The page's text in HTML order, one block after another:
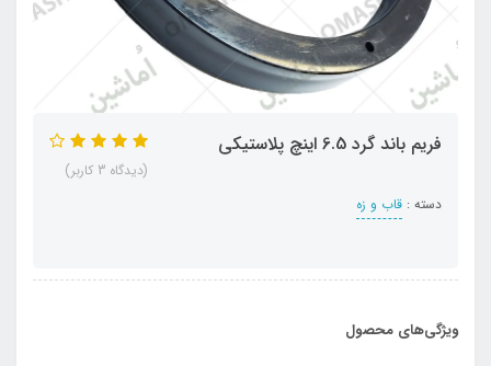
فریم باند گرد 6.5 اینچ پلاستیکی
دسته : قاب و زه
(دیدگاه 3 کاربر)
ویژگی‌های محصول